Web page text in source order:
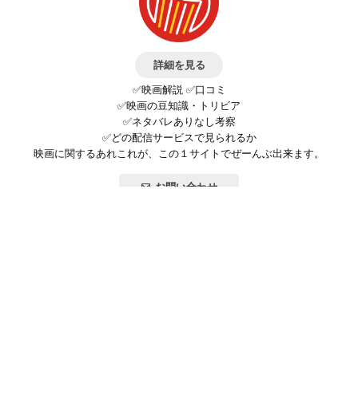
詳細を見る
✅映画解説 ✅口コミ
✅映画の豆知識・トリビア
✅ネタバレありなし考察
✅どの配信サービスで見られるか
映画に関するあれこれが、この１サイトでぜーんぶ出来ます。
お問い合わせ